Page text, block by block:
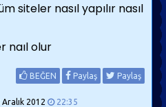
siteler nasıl yapılır nasıl
naıl olur
BEĞEN Paylaş Paylaş
Aralık 2012 22:35